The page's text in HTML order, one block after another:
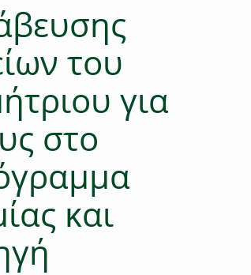
του
για
στο
και